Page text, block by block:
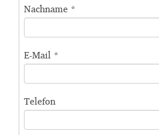
Nachname *
E-Mail *
Telefon